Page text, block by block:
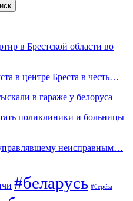
в Брестской области во
в центре Бреста в честь…
в гараже у белоруса
поликлиники и больницы
неисправным…
#беларусь #берёза